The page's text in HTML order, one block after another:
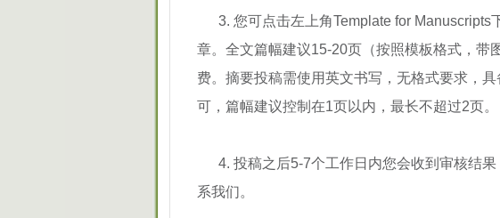
3. 您可点击左上角Template for
章。全文篇幅建议15-20页（按照模板格式，带
费。摘要投稿需使用英文书写，无格式要求，
可，篇幅建议控制在1页以内，最长不超过2页。
4. 投稿之后5-7个工作日内您会收到审核结
系我们。